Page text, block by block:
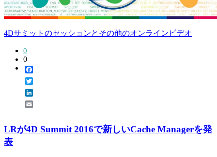
4Dサミットのセッションとその他のオンラインビデオ
0
0
LRが4D Summit 2016で新しいCache Managerを発
表